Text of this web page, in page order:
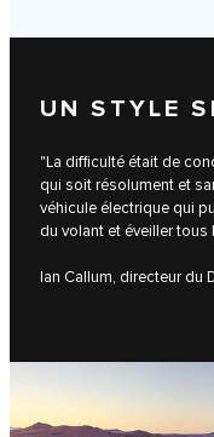
UN STYLE
"La difficulté était de
qui soit résolument et
véhicule électrique qui
du volant et éveiller tous
Ian Callum, directeur du